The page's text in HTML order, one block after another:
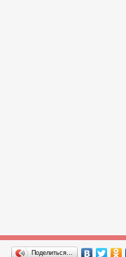
Поделиться…